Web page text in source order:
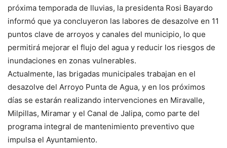
próxima temporada de lluvias, la presidenta Rosi Bayardo
informó que ya concluyeron las labores de desazolve en 11
puntos clave de arroyos y canales del municipio, lo que
permitirá mejorar el flujo del agua y reducir los riesgos de
inundaciones en zonas vulnerables.
Actualmente, las brigadas municipales trabajan en el
desazolve del Arroyo Punta de Agua, y en los próximos
días se estarán realizando intervenciones en Miravalle,
Milpillas, Miramar y el Canal de Jalipa, como parte del
programa integral de mantenimiento preventivo que
impulsa el Ayuntamiento.